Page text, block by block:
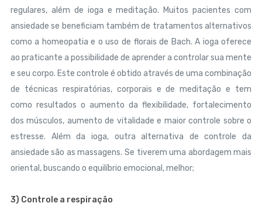
regulares, além de ioga e meditação. Muitos pacientes com
ansiedade se beneficiam também de tratamentos alternativos
como a homeopatia e o uso de florais de Bach. A ioga oferece
ao praticante a possibilidade de aprender a controlar sua mente
e seu corpo. Este controle é obtido através de uma combinação
de técnicas respiratórias, corporais e de meditação e tem
como resultados o aumento da flexibilidade, fortalecimento
dos músculos, aumento de vitalidade e maior controle sobre o
estresse. Além da ioga, outra alternativa de controle da
ansiedade são as massagens. Se tiverem uma abordagem mais
oriental, buscando o equilíbrio emocional, melhor;
3) Controle a respiração